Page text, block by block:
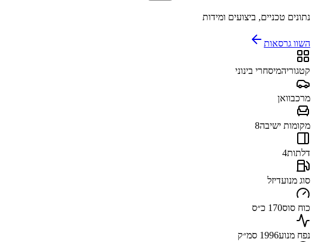
נתונים טכניים, ביצועים ומידות
השוו גרסאות
קטגוריהמיסחרי בינוני
מרכבוואן
מקומות ישיבה8
דלתות4
סוג מנועדיזל
כוח סוס170 כ״ס
נפח מנוע1996 סמ״ק